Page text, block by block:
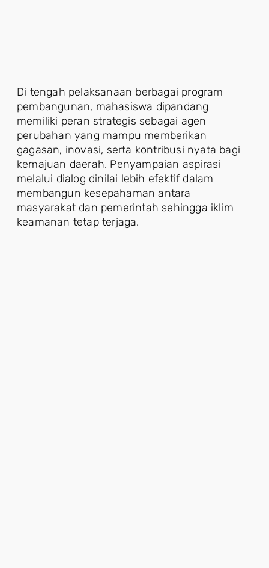
Di tengah pelaksanaan berbagai program
pembangunan, mahasiswa dipandang
memiliki peran strategis sebagai agen
perubahan yang mampu memberikan
gagasan, inovasi, serta kontribusi nyata bagi
kemajuan daerah. Penyampaian aspirasi
melalui dialog dinilai lebih efektif dalam
membangun kesepahaman antara
masyarakat dan pemerintah sehingga iklim
keamanan tetap terjaga.